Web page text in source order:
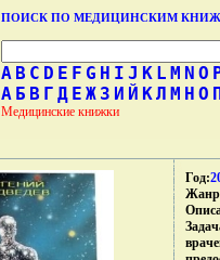
ПОИСК ПО МЕДИЦИНСКИМ
A B C D E F G H I J K L M N O
А Б В Г Д Е Ж З И Й КЛ М Н О
Медицинские книжки
Год: